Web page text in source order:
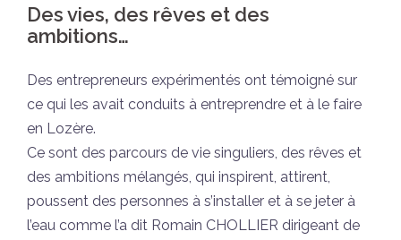
Des vies, des rêves et des
ambitions…
Des entrepreneurs expérimentés ont témoigné sur
ce qui les avait conduits à entreprendre et à le faire
en Lozère.
Ce sont des parcours de vie singuliers, des rêves et
des ambitions mélangés, qui inspirent, attirent,
poussent des personnes à s’installer et à se jeter à
l’eau comme l’a dit Romain CHOLLIER dirigeant de